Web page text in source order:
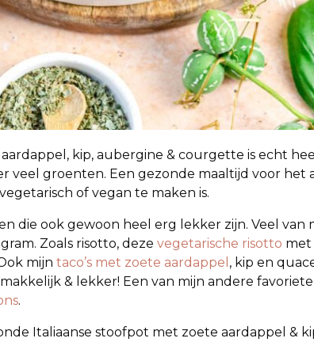
kip, aubergine & courgette is echt
veel groenten. Een gezonde maaltijd voor het
of vegan te maken is.
die ook gewoon heel erg lekker zijn. Veel van
Zoals risotto, deze vegetarische risotto met
mijn taco’s met zoete aardappel , kip en
& lekker! Een van mijn andere
.
Italiaanse stoofpot met zoete aardappel &